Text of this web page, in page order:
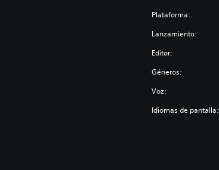
Plataforma:
Lanzamiento:
Editor:
Géneros:
Voz:
Idiomas de pantalla: